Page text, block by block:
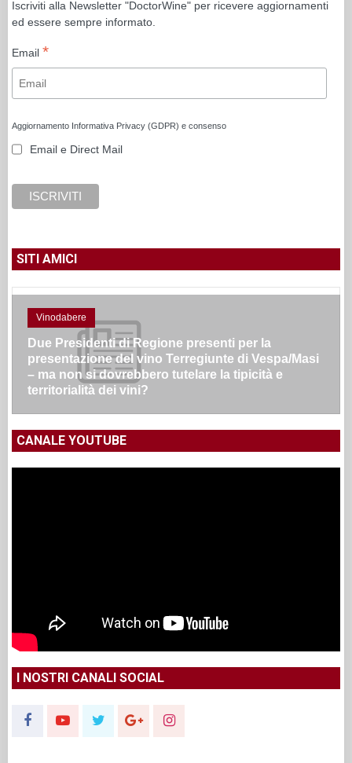
Iscriviti alla Newsletter "DoctorWine" per ricevere aggiornamenti
ed essere sempre informato.
Email *
Aggiornamento Informativa Privacy (GDPR) e consenso
Email e Direct Mail
SITI AMICI
Vinodabere
Due Presidenti di Regione presenti per la
presentazione del vino Terregiunte di Vespa/Masi
– ma non si dovrebbero tutelare la tipicità e
territorialità dei vini?
CANALE YOUTUBE
I NOSTRI CANALI SOCIAL